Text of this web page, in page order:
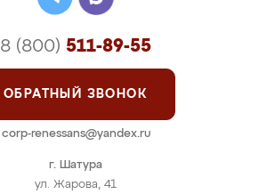
г. Шатура
ул. Жарова, 41
8 (800) 511-89-55
ОБРАТНЫЙ ЗВОНОК
corp-renessans@yandex.ru